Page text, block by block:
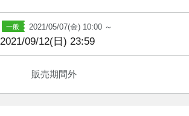
2021/05/07(金) 10:00 ～
2021/09/12(日) 23:59
販売期間外